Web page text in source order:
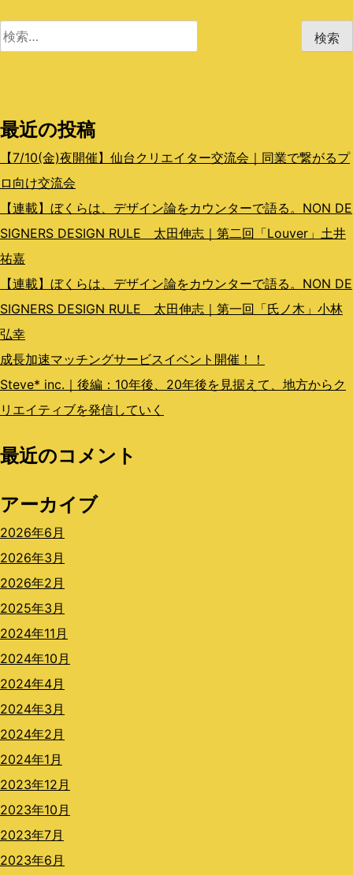
ゲ
ョ
ン
検
最近の投稿
【7/10(金)夜開催】仙台クリエイター交流会｜同業で繋がるプ
ロ向け交流会
【連載】ぼくらは、デザイン論をカウンターで語る。NON DE
SIGNERS DESIGN RULE 太田伸志｜第二回「Louver」土井
祐嘉
【連載】ぼくらは、デザイン論をカウンターで語る。NON DE
SIGNERS DESIGN RULE 太田伸志｜第一回「氏ノ木」小林
弘幸
成長加速マッチングサービスイベント開催！！
Steve* inc.｜後編：10年後、20年後を見据えて、地方からク
リエイティブを発信していく
最近のコメント
アーカイブ
2026年6月
2026年3月
2026年2月
2025年3月
2024年11月
2024年10月
2024年4月
2024年3月
2024年2月
2024年1月
2023年12月
2023年10月
2023年7月
2023年6月